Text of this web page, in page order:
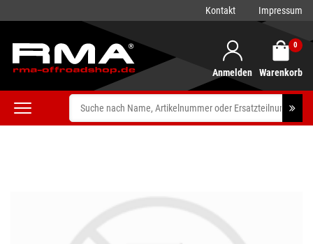
Kontakt Impressum
Anmelden
0
Warenkorb